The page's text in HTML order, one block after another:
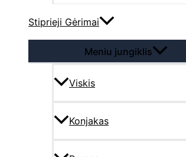
Stiprieji Gėrimai
Meniu jungiklis
Viskis
Konjakas